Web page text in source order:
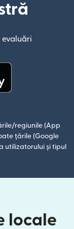
evaluări
(se
regiunile (App
țările (Google
utilizatorului și tipul
locale